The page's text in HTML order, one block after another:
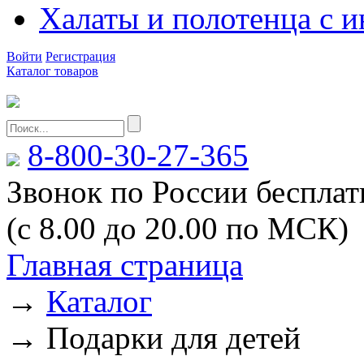
Халаты и полотенца с
Войти Регистрация
Каталог товаров
8-800-30-27-365
Звонок по России
(с 8.00 до 20.00 по МСК)
Главная страница
→ Каталог
→ Подарки для детей